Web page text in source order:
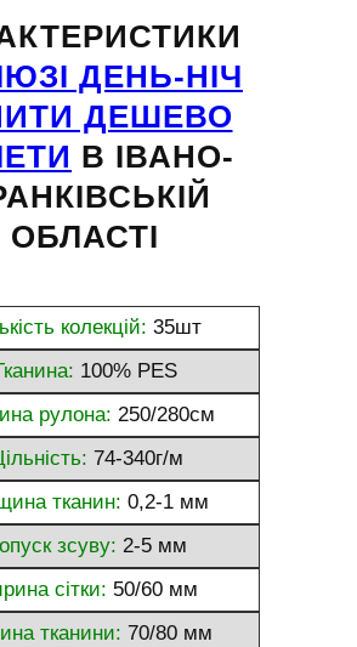
ДЕНЬ-НІЧ
ДЕШЕВО
В ІВАНО-
ОБЛАСТІ
колекцій: 35шт
100% PES
рулона: 250/280см
74-340г/м
тканин: 0,2-1 мм
зсуву: 2-5 мм
сітки: 50/60 мм
тканини: 70/80 мм